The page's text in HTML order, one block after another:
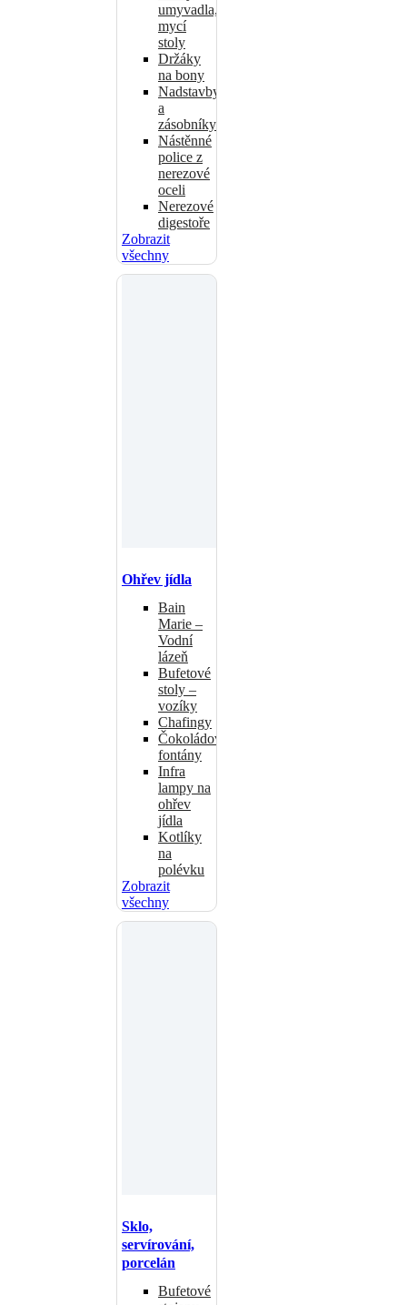
umyvadla,
mycí
stoly
Držáky
na bony
Nadstavby
a
zásobníky
Nástěnné
police z
nerezové
oceli
Nerezové
digestoře
Zobrazit
všechny
Ohřev jídla
Bain
Marie –
Vodní
lázeň
Bufetové
stoly –
vozíky
Chafingy
Čokoládové
fontány
Infra
lampy na
ohřev
jídla
Kotlíky
na
polévku
Zobrazit
všechny
Sklo,
servírování,
porcelán
Bufetové